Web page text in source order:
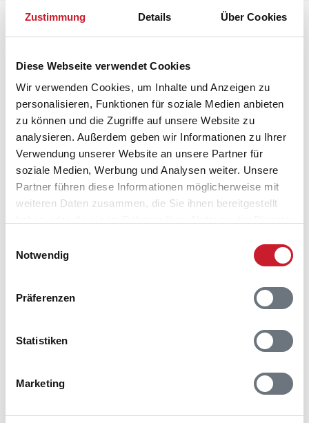
Zustimmung Details Über Cookies
Diese Webseite verwendet Cookies
Wir verwenden Cookies, um Inhalte und Anzeigen zu
personalisieren, Funktionen für soziale Medien anbieten
zu können und die Zugriffe auf unsere Website zu
analysieren. Außerdem geben wir Informationen zu Ihrer
Verwendung unserer Website an unsere Partner für
soziale Medien, Werbung und Analysen weiter. Unsere
Partner führen diese Informationen möglicherweise mit
weiteren Daten zusammen, die Sie ihnen bereitgestellt
Notwendig
Präferenzen
Statistiken
Marketing
Lageplan
Adresse
Fiskervej 8
Bønnerup Strand
8585 Glesborg